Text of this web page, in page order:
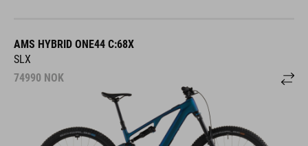
AMS HYBRID ONE44 C:68X
SLX
74990 NOK